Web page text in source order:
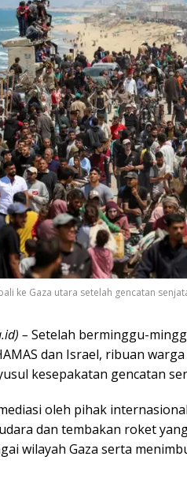
ke Gaza utara setelah gencatan
– Setelah berminggu-
dan Israel, ribuan
kesepakatan gencatan
oleh pihak
dan tembakan roket
wilayah Gaza serta